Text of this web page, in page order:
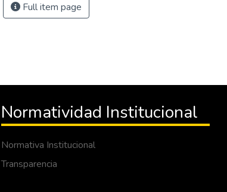
Full item page
Normatividad Institucional
Normativa Institucional
Transparencia